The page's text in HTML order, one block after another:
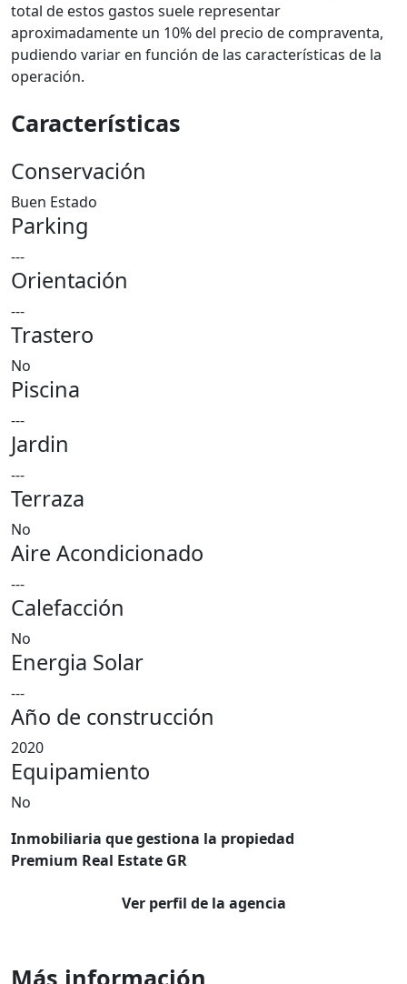
total de estos gastos suele representar
aproximadamente un 10% del precio de compraventa,
pudiendo variar en función de las características de la
operación.
Características
Conservación
Buen Estado
Parking
---
Orientación
---
Trastero
No
Piscina
---
Jardin
---
Terraza
No
Aire Acondicionado
---
Calefacción
No
Energia Solar
---
Año de construcción
2020
Equipamiento
No
Inmobiliaria que gestiona la propiedad
Premium Real Estate GR
Ver perfil de la agencia
Más información